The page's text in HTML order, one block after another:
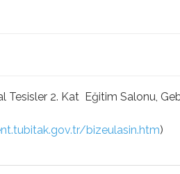
Tesisler 2. Kat Eğitim Salonu,
bizeulasin.htm)